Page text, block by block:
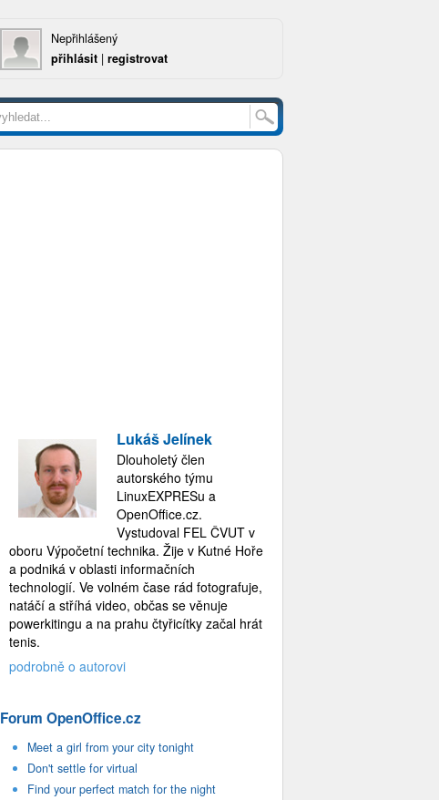
Nepřihlášený
přihlásit | registrovat
Lukáš Jelínek
Dlouholetý člen
autorského týmu
LinuxEXPRESu a
OpenOffice.cz.
Vystudoval FEL ČVUT v
oboru Výpočetní technika. Žije v Kutné Hoře
a podniká v oblasti informačních
technologií. Ve volném čase rád fotografuje,
natáčí a stříhá video, občas se věnuje
powerkitingu a na prahu čtyřicítky začal hrát
tenis.
podrobně o autorovi
Forum OpenOffice.cz
Meet a girl from your city tonight
Don't settle for virtual
Find your perfect match for the night